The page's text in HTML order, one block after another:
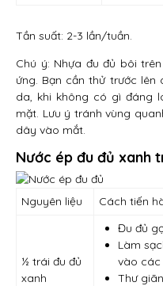
Tần suất: 2-3 lần/tuần.
Chú ý: Nhựa đu đủ bôi
ứng. Bạn cần thử trước
da, khi không có gì đáng
mặt. Lưu ý tránh vùng
dây vào mắt.
Nước ép đu đủ xanh
Nguyên liệu Cách tiến
½ trái đu đủ
xanh
Đu đủ
Làm
vào các
Thư